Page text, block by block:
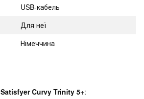
USB-кабель
Для неї
Німеччина
Satisfyer Curvy Trinity 5+: